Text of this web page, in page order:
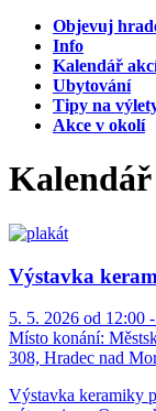
Objevuj
Info
Kalendář
Ubytování
Tipy na
Akce v okolí
Kalendář
Výstavka
5. 5. 2026 od 12:00
Místo konání:
308, Hradec nad
Výstavka keramiky